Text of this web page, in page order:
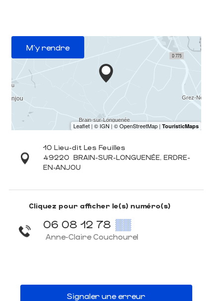
M'y rendre
10 Lieu-dit Les Feuilles
49220 BRAIN-SUR-LONGUENÉE, ERDRE-
EN-ANJOU
Cliquez pour afficher le(s) numéro(s)
06 08 12 78 ▒▒
Anne-Claire Couchourel
Signaler une erreur